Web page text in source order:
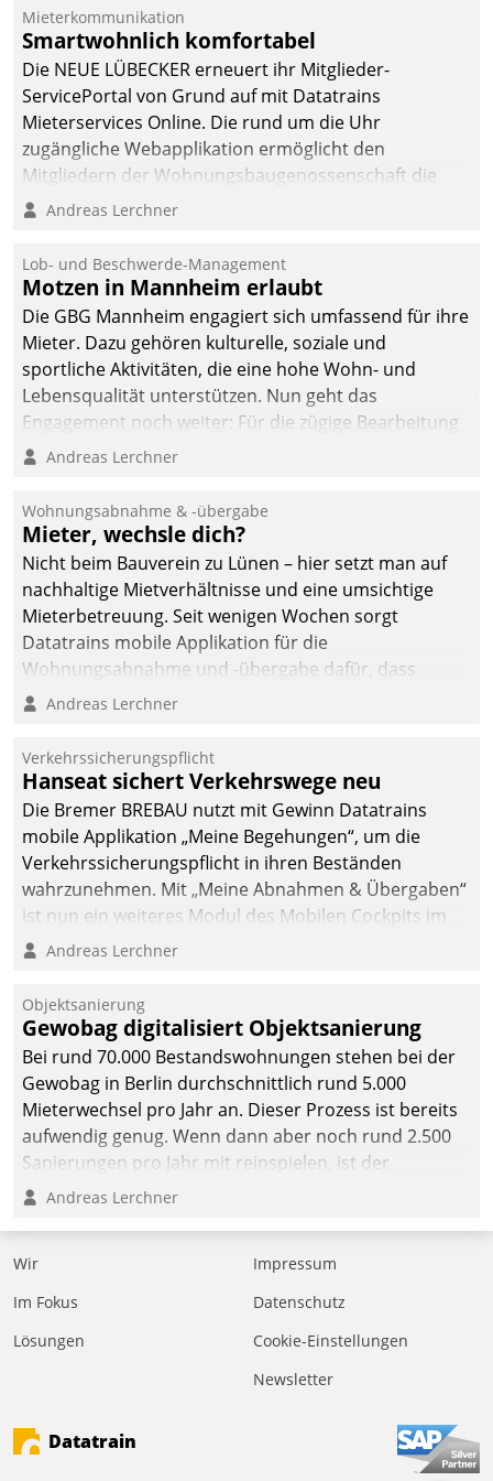
Dialogführung ermöglicht
dem externen
Serviceteam, Anrufe von
Mietenden zügiger und
effizienter zu bearbeiten.
Mieterkommunikation
Smartwohnlich komfortabel
Die NEUE LÜBECKER erneuert ihr Mitglieder-
ServicePortal von Grund auf mit Datatrains
Mieterservices Online. Die rund um die Uhr
zugängliche Webapplikation ermöglicht den
Mitgliedern der Wohnungs­bau­genossenschaft die
Kontaktaufnahme per Smartphone, Tablet oder PC.
Andreas Lerchner
Lob- und Beschwerde-Management
Motzen in Mannheim erlaubt
Die GBG Mannheim engagiert sich umfassend für ihre
Mieter. Dazu gehören kulturelle, soziale und
sportliche Aktivitäten, die eine hohe Wohn- und
Lebensqualität unterstützen. Nun geht das
Engagement noch weiter: Für die zügige Bearbeitung
von Beschwerden – oder Lob – richtet das
und Beschwerde-Management einen eigenen Kanal
ein.
Andreas Lerchner
Wohnungsabnahme & -übergabe
Mieter, wechsle dich?
Nicht beim Bauverein zu Lünen – hier setzt man auf
nachhaltige Mietverhältnisse und eine umsichtige
Mieterbetreuung. Seit wenigen Wochen sorgt
Datatrains mobile Applikation für die
Wohnungsabnahme und -übergabe dafür, dass
Mieter wohlgeordnet kommen und, so es sein muss,
Andreas Lerchner
Verkehrssicherungspflicht
Hanseat sichert Verkehrswege neu
Die Bremer BREBAU nutzt mit Gewinn Datatrains
mobile Applikation „Meine Begehungen“, um die
Verkehrssicherungspflicht in ihren Beständen
wahrzunehmen. Mit „Meine Abnahmen & Übergaben“
ist nun ein weiteres Modul des Mobilen Cockpits im
Einsatz.
Andreas Lerchner
Objektsanierung
Gewobag digitalisiert Objektsanierung
Bei rund 70.000 Bestandswohnungen stehen bei der
Gewobag in Berlin durchschnittlich rund 5.000
Mieterwechsel pro Jahr an. Dieser Prozess ist bereits
aufwendig genug. Wenn dann aber noch rund 2.500
Sanierungen pro Jahr mit reinspielen, ist der
Betreuungs- und Organisationsaufwand immens. Im
gemeinsam mit der Berliner Datatrain GmbH den
Teilprozess der Objektsanierung digitalisiert.
Andreas Lerchner
Wir
Im Fokus
Lösungen
Impressum
Datenschutz
Cookie-Einstellungen
Newsletter
Datatrain